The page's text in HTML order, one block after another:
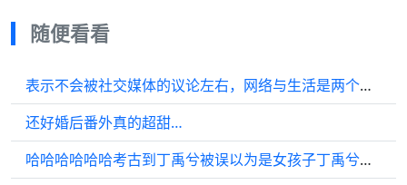
随便看看
表示不会被社交媒体的议论左右，网络与生活是两个截然不同的领域，综艺 采访
还好婚后番外真的超甜…
哈哈哈哈哈哈考古到丁禹兮被误以为是女孩子丁禹兮：我当然是男孩子啊！